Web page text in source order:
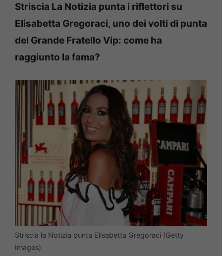
Striscia La Notizia punta i riflettori su
Elisabetta Gregoraci, uno dei volti di punta
del Grande Fratello Vip: come ha
raggiunto la fama?
Striscia la Notizia punta Elisabetta Gregoraci (Getty
Images)